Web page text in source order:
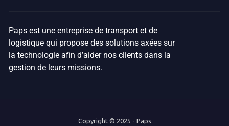
Paps est une entreprise de transport et de
logistique qui propose des solutions axées sur
la technologie afin d’aider nos clients dans la
gestion de leurs missions.
Copyright © 2025 - Paps